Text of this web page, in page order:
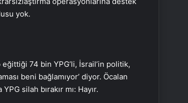
yok.
74 bin YPG’li, İsrail’in politik,
beni bağlamıyor’ diyor. Öcalan
silah bırakır mı: Hayır.